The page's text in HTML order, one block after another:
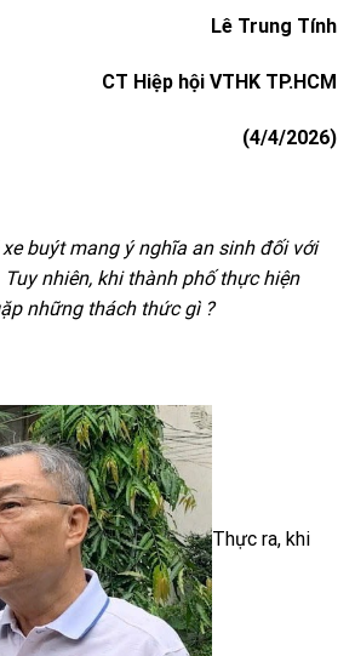
Lê Trung Tính
CT Hiệp hội VTHK TP.HCM
(4/4/2026)
buýt mang ý nghĩa an sinh đối với
Tuy nhiên, khi thành phố thực hiện
những thách thức gì ?
Thực ra, khi